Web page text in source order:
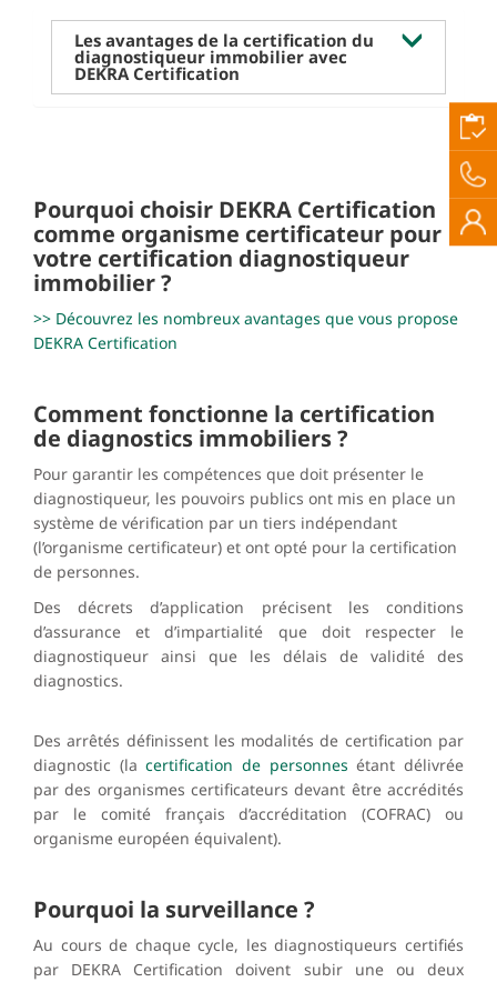
Les avantages de la certification du
diagnostiqueur immobilier avec
DEKRA Certification
Pourquoi choisir DEKRA Certification
comme organisme certificateur pour
votre certification diagnostiqueur
immobilier ?
>> Découvrez les nombreux avantages que vous propose
DEKRA Certification
Comment fonctionne la certification
de diagnostics immobiliers ?
Pour garantir les compétences que doit présenter le
diagnostiqueur, les pouvoirs publics ont mis en place un
système de vérification par un tiers indépendant
(l’organisme certificateur) et ont opté pour la certification
de personnes.
Des décrets d’application précisent les conditions
d’assurance et d’impartialité que doit respecter le
diagnostiqueur ainsi que les délais de validité des
diagnostics.
Des arrêtés définissent les modalités de certification par
diagnostic (lacertification de personnes étant délivrée
par des organismes certificateurs devant être accrédités
par le comité français d’accréditation (COFRAC) ou
organisme européen équivalent).
Pourquoi la surveillance ?
Au cours de chaque cycle, les diagnostiqueurs certifiés
par DEKRA Certification doivent subir une ou deux